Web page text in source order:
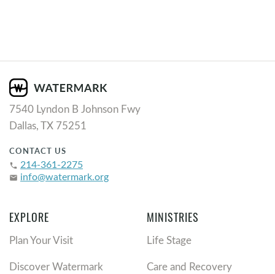
7540 Lyndon B Johnson Fwy
Dallas, TX 75251
CONTACT US
phone 214-361-2275
email info@watermark.org
EXPLORE
Plan Your Visit
Discover Watermark
MINISTRIES
Life Stage
Care and Recovery